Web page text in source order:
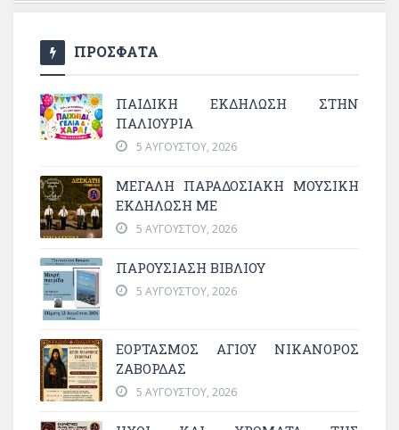
ΠΡΟΣΦΑΤΑ
ΠΑΙΔΙΚΗ ΕΚΔΗΛΩΣΗ ΣΤΗΝ
ΠΑΛΙΟΥΡΙΑ
5 ΑΥΓΟΎΣΤΟΥ, 2026
ΜΕΓΆΛΗ ΠΑΡΑΔΟΣΙΑΚΉ ΜΟΥΣΙΚΉ
ΕΚΔΉΛΩΣΗ ΜΕ
5 ΑΥΓΟΎΣΤΟΥ, 2026
ΠΑΡΟΥΣΙΑΣΗ ΒΙΒΛΙΟΥ
5 ΑΥΓΟΎΣΤΟΥ, 2026
ΕΟΡΤΑΣΜΟΣ ΑΓΙΟΥ ΝΙΚΑΝΟΡΟΣ
ΖΑΒΟΡΔΑΣ
5 ΑΥΓΟΎΣΤΟΥ, 2026